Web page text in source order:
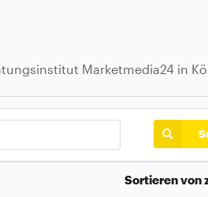
Marketmedia24 in
Sortierenvon